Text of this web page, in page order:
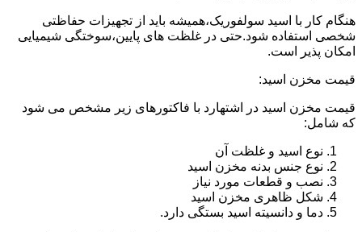
هنگام کار با اسید سولفوریک،همیشه باید از تجهیزات حفاظتی
شخصی استفاده شود.حتی در غلظت های پایین،سوختگی شیمیایی
امکان پذیر است.
قیمت مخزن اسید:
قیمت مخزن اسید در اشتهارد با فاکتورهای زیر مشخص می شود
که شامل:
نوع اسید و غلظت آن
نوع جنس بدنه مخزن اسید
نصب و قطعات مورد نیاز
شکل ظاهری مخزن اسید
دما و دانسیته اسید بستگی دارد.